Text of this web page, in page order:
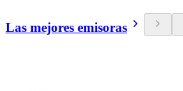
Las mejores emisoras